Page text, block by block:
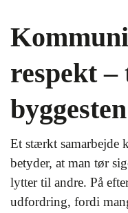
respekt –
byggesten
Et stærkt
betyder, at man tør
lytter til andre. På
udfordring, fordi